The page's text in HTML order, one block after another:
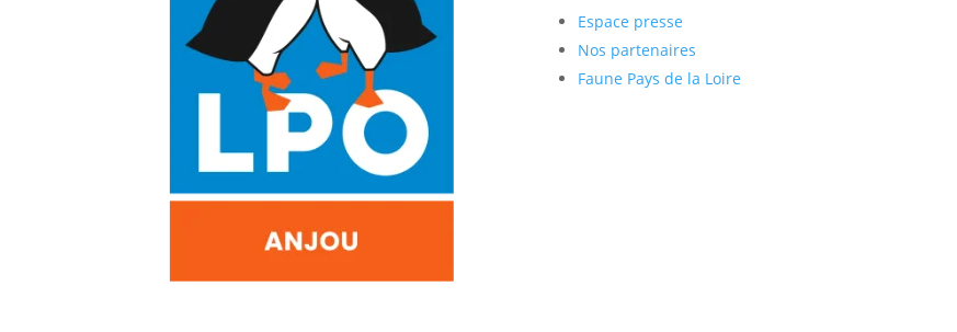
Espace presse
Nos partenaires
Faune Pays de la Loire